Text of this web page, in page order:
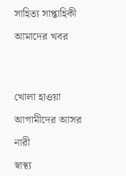
সাহিত্য সাপ্তাহিকী
আমাদের খবর
খোলা হাওয়া
আগামীদের আসর
নারী
স্বাস্থ্য